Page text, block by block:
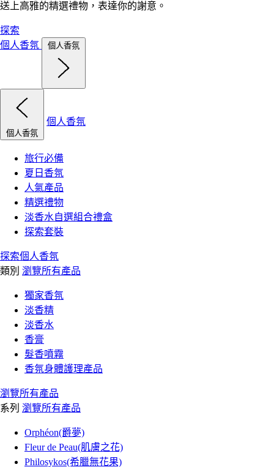
送上高雅的精選禮物，表達你的謝意。
探索
個人香氛
個人香氛
個人香氛
個人香氛
旅行必備
夏日香氛
人氣產品
精選禮物
淡香水自選組合禮盒
探索套裝
探索個人香氛
類別 瀏覽所有產品
獨家香氛
淡香精
淡香水
香膏
髮香噴霧
香氛身體護理產品
瀏覽所有產品
系列 瀏覽所有產品
Orphéon(爵夢)
Fleur de Peau(肌膚之花)
Philosykos(希臘無花果)